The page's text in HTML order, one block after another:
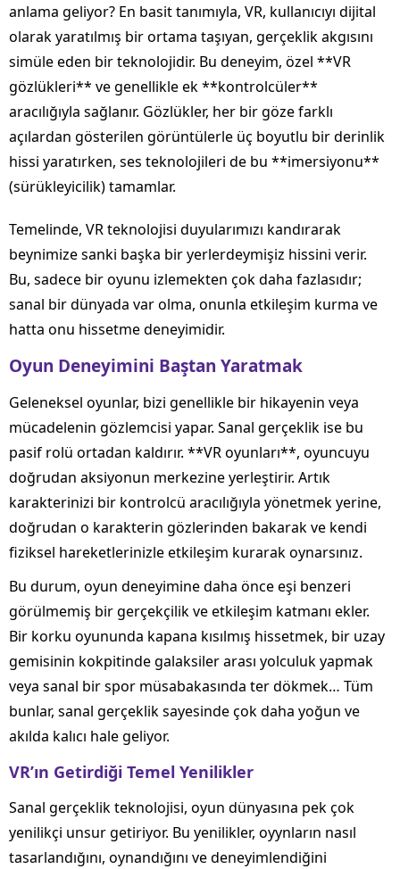
anlama geliyor? En basit tanımıyla, VR, kullanıcıyı dijital
olarak yaratılmış bir ortama taşıyan, gerçeklik akgısını
simüle eden bir teknolojidir. Bu deneyim, özel **VR
gözlükleri** ve genellikle ek **kontrolcüler**
aracılığıyla sağlanır. Gözlükler, her bir göze farklı
açılardan gösterilen görüntülerle üç boyutlu bir derinlik
hissi yaratırken, ses teknolojileri de bu **imersiyonu**
(sürükleyicilik) tamamlar.
Temelinde, VR teknolojisi duyularımızı kandırarak
beynimize sanki başka bir yerlerdeymişiz hissini verir.
Bu, sadece bir oyunu izlemekten çok daha fazlasıdır;
sanal bir dünyada var olma, onunla etkileşim kurma ve
hatta onu hissetme deneyimidir.
Oyun Deneyimini Baştan Yaratmak
Geleneksel oyunlar, bizi genellikle bir hikayenin veya
mücadelenin gözlemcisi yapar. Sanal gerçeklik ise bu
pasif rolü ortadan kaldırır. **VR oyunları**, oyuncuyu
doğrudan aksiyonun merkezine yerleştirir. Artık
karakterinizi bir kontrolcü aracılığıyla yönetmek yerine,
doğrudan o karakterin gözlerinden bakarak ve kendi
fiziksel hareketlerinizle etkileşim kurarak oynarsınız.
Bu durum, oyun deneyimine daha önce eşi benzeri
görülmemiş bir gerçekçilik ve etkileşim katmanı ekler.
Bir korku oyununda kapana kısılmış hissetmek, bir uzay
gemisinin kokpitinde galaksiler arası yolculuk yapmak
veya sanal bir spor müsabakasında ter dökmek… Tüm
bunlar, sanal gerçeklik sayesinde çok daha yoğun ve
akılda kalıcı hale geliyor.
VR’ın Getirdiği Temel Yenilikler
Sanal gerçeklik teknolojisi, oyun dünyasına pek çok
yenilikçi unsur getiriyor. Bu yenilikler, oyynların nasıl
tasarlandığını, oynandığını ve deneyimlendiğini